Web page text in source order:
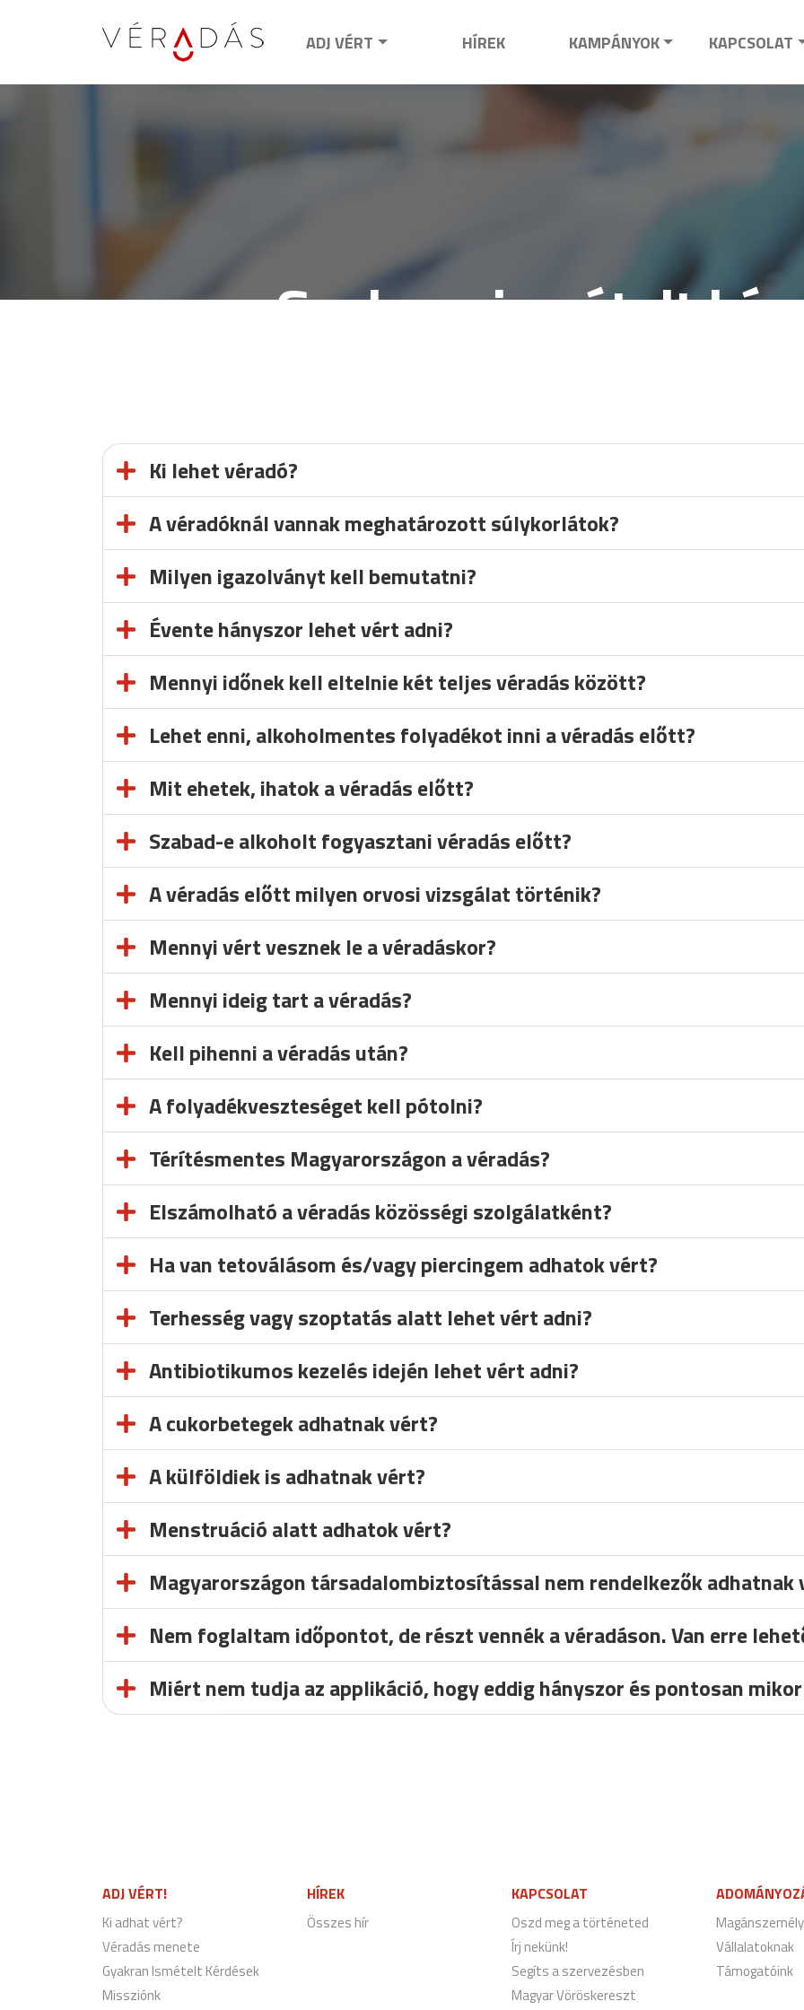
ADJ VÉRT HÍREK KAMPÁNYOK KAPCSOLAT
Gyakran ismételt
Ki lehet véradó?
A véradóknál vannak meghatározott súlykorlátok?
Milyen igazolványt kell bemutatni?
Évente hányszor lehet vért adni?
Mennyi időnek kell eltelnie két teljes véradás között?
Lehet enni, alkoholmentes folyadékot inni a véradás előtt?
Mit ehetek, ihatok a véradás előtt?
Szabad-e alkoholt fogyasztani véradás előtt?
A véradás előtt milyen orvosi vizsgálat történik?
Mennyi vért vesznek le a véradáskor?
Mennyi ideig tart a véradás?
Kell pihenni a véradás után?
A folyadékveszteséget kell pótolni?
Térítésmentes Magyarországon a véradás?
Elszámolható a véradás közösségi szolgálatként?
Ha van tetoválásom és/vagy piercingem adhatok vért?
Terhesség vagy szoptatás alatt lehet vért adni?
Antibiotikumos kezelés idején lehet vért adni?
A cukorbetegek adhatnak vért?
A külföldiek is adhatnak vért?
Menstruáció alatt adhatok vért?
Magyarországon társadalombiztosítással nem rendelkezők adhatnak
Nem foglaltam időpontot, de részt vennék a véradáson. Van erre
Miért nem tudja az applikáció, hogy eddig hányszor és pontosan
ADJ VÉRT!
Ki adhat vért?
Véradás menete
Gyakran Ismételt Kérdések
Missziónk
HÍREK
Összes hír
KAPCSOLAT
Oszd meg a történeted
Írj nekünk!
Segíts a szervezésben
Magyar Vöröskereszt
Vállalatoknak
Támogatóink